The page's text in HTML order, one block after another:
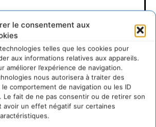
le consentement aux
telles que les cookies pour
aux informations relatives aux appareils.
améliorer l’expérience de navigation.
nous autorisera à traiter des
comportement de navigation ou les ID
Le fait de ne pas consentir ou de retirer son
avoir un effet négatif sur certaines
Naulin
https://cdurable.info
solutions écologiques et sociales en
Occitanie.